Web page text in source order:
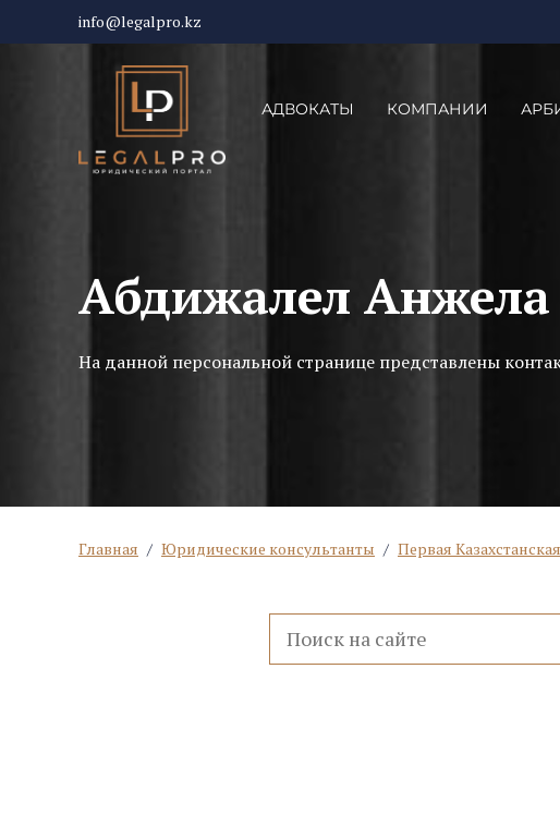
info@legalpro.kz
АДВОКАТЫ КОМПАНИИ
Абдижалел
На данной персональной странице представлены
Главная / Юридические консультанты / Первая